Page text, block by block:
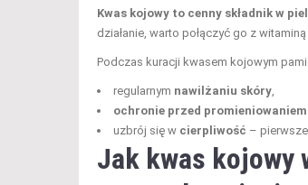
Kwas kojowy to cenny składnik w
działanie, warto połączyć go z
Podczas kuracji kwasem kojowym
regularnym nawilżaniu skóry
ochronie przed promieniowaniem
uzbrój się w cierpliwość –
Jak kwas kojowy